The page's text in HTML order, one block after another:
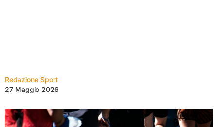
Redazione Sport
27 Maggio 2026